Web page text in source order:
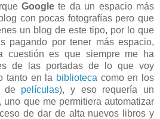
Google te da un espacio más
con pocas fotografías pero que
un blog de este tipo, por lo que
pagando por tener más espacio,
cuestión es que siempre me ha
de las portadas de lo que voy
tanto en la biblioteca como en los
de películas), y eso requería un
que me permitiera automatizar
de dar de alta nuevos libros y